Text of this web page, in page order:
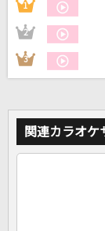
1
2
3
関連カラオケ